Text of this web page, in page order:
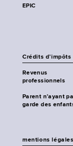
EPIC
Crédits d’impôts
Revenus
professionnels
Parent n’ayant
garde des
mentions légales